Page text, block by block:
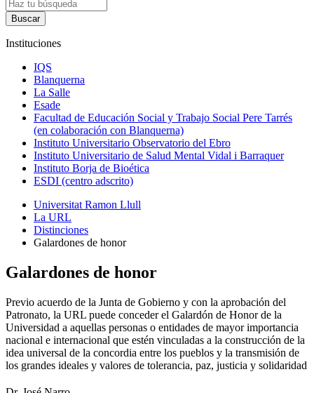
Instituciones
IQS
Blanquerna
La Salle
Esade
Facultad de Educación Social y Trabajo Social Pere Tarrés
(en colaboración con Blanquerna)
Instituto Universitario Observatorio del Ebro
Instituto Universitario de Salud Mental Vidal i Barraquer
Instituto Borja de Bioética
ESDI (centro adscrito)
Universitat Ramon Llull
La URL
Distinciones
Galardones de honor
Galardones de honor
Previo acuerdo de la Junta de Gobierno y con la aprobación del
Patronato, la URL puede conceder el Galardón de Honor de la
Universidad a aquellas personas o entidades de mayor importancia
nacional e internacional que estén vinculadas a la construcción de la
idea universal de la concordia entre los pueblos y la transmisión de
los grandes ideales y valores de tolerancia, paz, justicia y solidaridad